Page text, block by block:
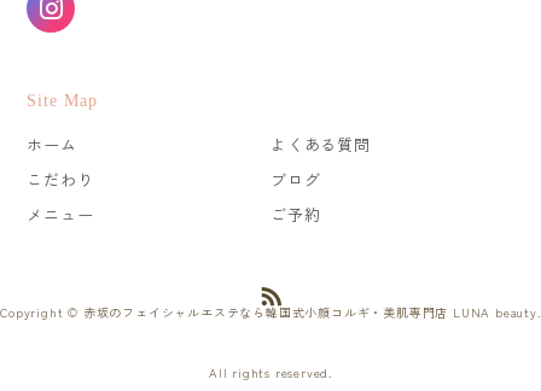
Site Map
ホーム
こだわり
メニュー
よくある質問
ブログ
ご予約
Copyright © 赤坂のフェイシャルエステなら韓国式小顔コルギ・美肌専門店 LUNA beauty.
All rights reserved.